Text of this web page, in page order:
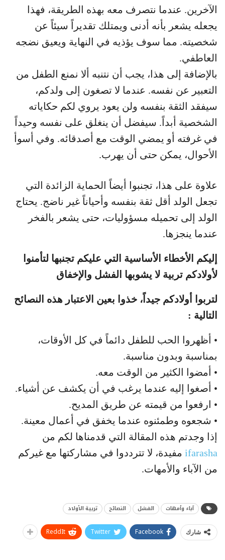
الآخرين. عندما نتصرف معه بهذه الطريقة، فهذا
يجعله يشعر بأنه أدنى ويمتلك تقديراً سيئاً عن
شخصيته. مما سوف يؤذيه في النهاية ويعيق نضجه
العاطفي.
بالإضافة إلى هذا، يجب أن نتنبه ألا نمنع الطفل من
التعبير عن نفسه. عندما لا تصغون إلى ولدكم،
سيفقد الثقة بنفسه ولن يعود يروي لكم حكاياته
الشخصية أبداً. سيفضل أن ينغلق على نفسه وحيداً
في غرفته أو يمضي الوقت مع أصدقائه. وفي أسوأ
الأحوال، يمكن حتى أن يهرب.
علاوة على هذا، تجنبوا أيضاً الحماية الزائدة التي
تجعل الولد أقل ثقة بنفسه وأحياناً غير ناضج. يحتاج
الولد إلى تحميله مسؤوليات، حتى يشعر بالفخر
عندما ينجزها.
إليكم الأخطاء الأساسية التي عليكم تجنبها لتأمنوا
لأولادكم تربية لا يشوبها الفشل والإخفاق
لتربوا أولادكم جيداً، خذوا بعين الاعتبار هذه النصائح
التالية :
• أظهروا الحب للطفل دائماً في كل الأوقات،
بمناسبة وبدون مناسبة.
• أمضوا الكثير من الوقت معه.
• أصغوا إليه عندما يرغب في أن يكشف عن أشياء.
• ارفعوا من قيمته عن طريق المديح.
• شجعوه وطمئنوه عندما يخفق في أعمال معينة.
إذا وجدتم هذه المقالة التي قدمناها لكم من
ifarasha مفيدة، لا تترددوا في مشاركتها مع غيركم
من الآباء والأمهات.
آباء وأمهات الفشل النصائح تربية الأولاد
شارك Facebook
Twitter
ReddIt